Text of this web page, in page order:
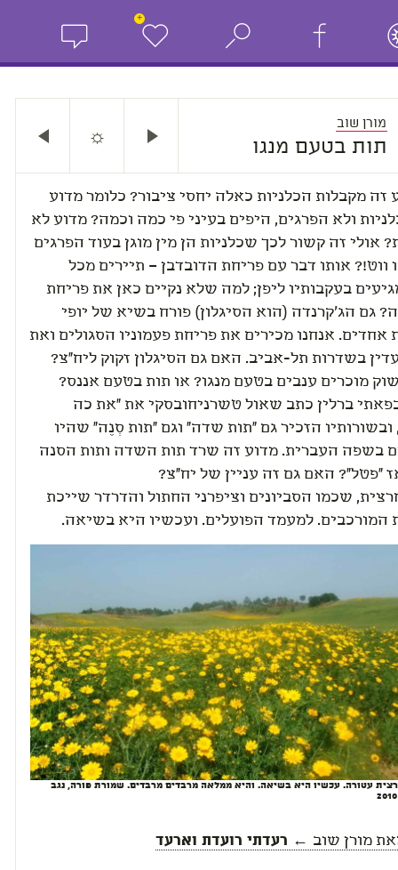
+
מורן שוב
תות בטעם מנגו ☼
זה מקבלות הכלניות כאלה יחסי ציבור? כלומר מדוע
ולא הפרגים, היפים בעיני פי כמה וכמה? מדוע לא
אולי זה קשור לכך שכלניות הן מין מוגן בעוד הפרגים
ווט!? אותו דבר עם פריחת הדובדבן – תיירים מכל
בעקבותיו ליפן; למה שלא נקיים כאן את פריחת
גם הג'קרנדה (הוא הסיגלון) פורח בשיא של יופי
אחדים. אנחנו מכירים את פריחת פעמוניו הסגולים ואת
בשדרות תל-אביב. האם גם הסיגלון זקוק ליח"צ?
מוכרים ענבים בטעם מנגו? או תות בטעם אננס?
1929 בפאתי ברלין כתב שאול טשרניחובסקי את "את כה
ובשורותיו הזכיר גם "תות שדה" וגם "תות סְנֶה" שהיו
בשפה העברית. מדוע זה שרד תות השדה ותות הסנה
"פטל"? האם גם זה עניין של יח"צ?
שכמו הסביונים וציפרני החתול והדרדר שייכת
למעמד הפועלים. ועכשיו היא בשיאה.
עטורה. עכשיו היא בשיאה. והיא ממלאה מרבדים מרבדים. שמורת פורה, נגב
מורן שוב ← רעדתי רועדת וארעד